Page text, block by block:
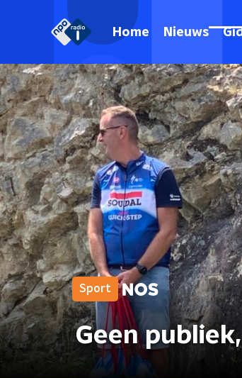
Home Nieuws
Sport
Geen